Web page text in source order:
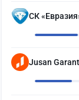
СК
Jusan Garant